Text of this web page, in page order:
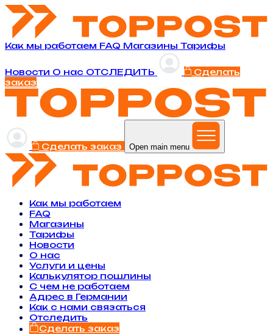
Как мы работаем FAQ Магазины Тарифы
Новости O нас ОТСЛЕДИТЬ
Сделать
заказ
Сделать заказ Open main menu
Как мы работаем
FAQ
Магазины
Тарифы
Новости
O нас
Услуги и цены
Калькулятор пошлины
С чем не работаем
Адрес в Германии
Как с нами связаться
Отследить
Сделать заказ